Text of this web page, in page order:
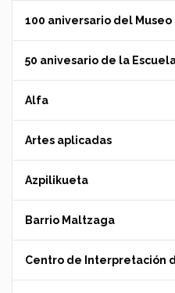
100 aniversario del Museo
50 anivesario de la
Alfa
Artes aplicadas
Azpilikueta
Barrio Maltzaga
Centro de Interpretación